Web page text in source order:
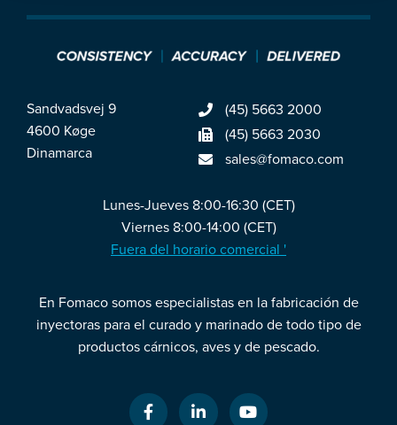
Sandvadsvej 9
4600 Køge
Dinamarca
(45) 5663 2000
(45) 5663 2030
sales@fomaco.com
Lunes-Jueves 8:00-16:30 (CET)
Viernes 8:00-14:00 (CET)
Fuera del horario comercial '
En Fomaco somos especialistas en la fabricación de
inyectoras para el curado y marinado de todo tipo de
productos cárnicos, aves y de pescado.